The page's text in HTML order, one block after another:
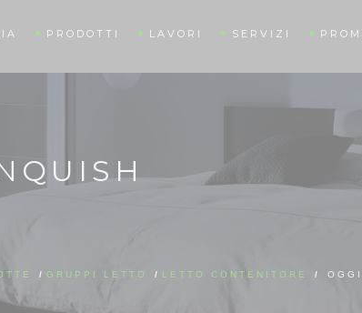
PRODOTTI LAVORI SERVIZI
/ GRUPPI LETTO / LETTO CONTENITORE /